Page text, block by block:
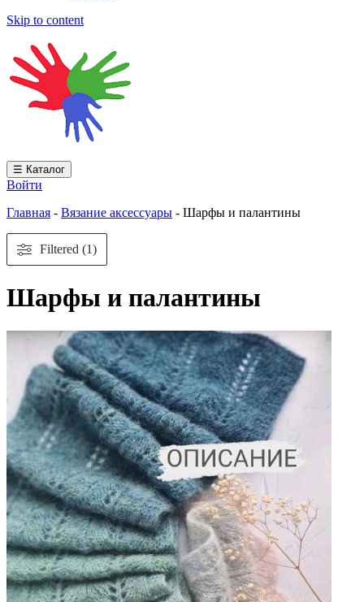
Skip to content
☰ Каталог
Войти
Главная - Вязание аксессуары - Шарфы и палантины
Filtered (1)
Шарфы и палантины